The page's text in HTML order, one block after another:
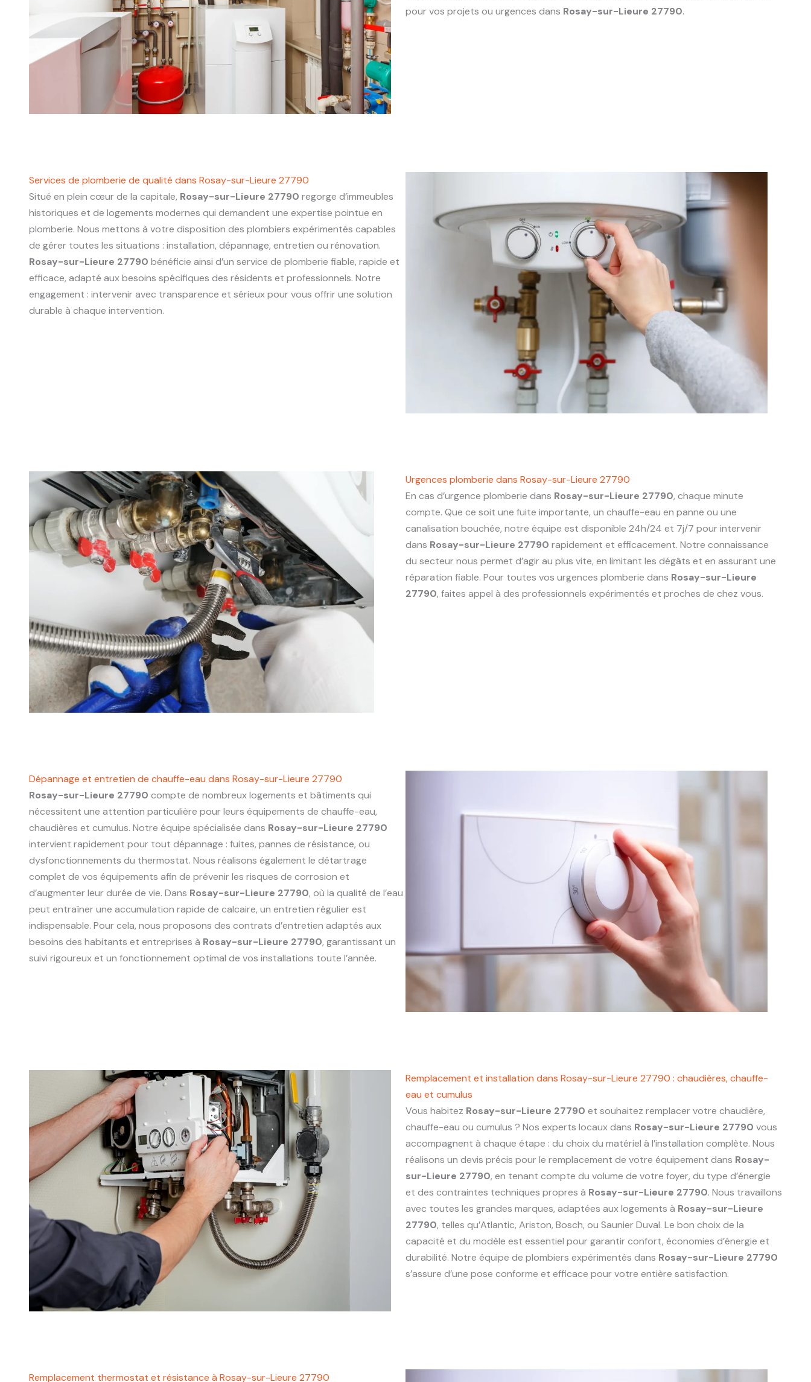
pour vos projets ou urgences dans Rosay-sur-Lieure 27790.
Services de plomberie de qualité dans Rosay-sur-Lieure 27790
Situé en plein cœur de la capitale, Rosay-sur-Lieure 27790 regorge d’immeubles
historiques et de logements modernes qui demandent une expertise pointue en
plomberie. Nous mettons à votre disposition des plombiers expérimentés capables
de gérer toutes les situations : installation, dépannage, entretien ou rénovation.
Rosay-sur-Lieure 27790 bénéficie ainsi d’un service de plomberie fiable, rapide et
efficace, adapté aux besoins spécifiques des résidents et professionnels. Notre
engagement : intervenir avec transparence et sérieux pour vous offrir une solution
durable à chaque intervention.
Urgences plomberie dans Rosay-sur-Lieure 27790
En cas d’urgence plomberie dans Rosay-sur-Lieure 27790, chaque minute
compte. Que ce soit une fuite importante, un chauffe-eau en panne ou une
canalisation bouchée, notre équipe est disponible 24h/24 et 7j/7 pour intervenir
dans Rosay-sur-Lieure 27790 rapidement et efficacement. Notre connaissance
du secteur nous permet d’agir au plus vite, en limitant les dégâts et en assurant une
réparation fiable. Pour toutes vos urgences plomberie dans Rosay-sur-Lieure
27790, faites appel à des professionnels expérimentés et proches de chez vous.
Dépannage et entretien de chauffe-eau dans Rosay-sur-Lieure 27790
Rosay-sur-Lieure 27790 compte de nombreux logements et bâtiments qui
nécessitent une attention particulière pour leurs équipements de chauffe-eau,
chaudières et cumulus. Notre équipe spécialisée dans Rosay-sur-Lieure 27790
intervient rapidement pour tout dépannage : fuites, pannes de résistance, ou
dysfonctionnements du thermostat. Nous réalisons également le détartrage
complet de vos équipements afin de prévenir les risques de corrosion et
d’augmenter leur durée de vie. Dans Rosay-sur-Lieure 27790, où la qualité de l’eau
peut entraîner une accumulation rapide de calcaire, un entretien régulier est
indispensable. Pour cela, nous proposons des contrats d’entretien adaptés aux
besoins des habitants et entreprises à Rosay-sur-Lieure 27790, garantissant un
suivi rigoureux et un fonctionnement optimal de vos installations toute l’année.
Remplacement et installation dans Rosay-sur-Lieure 27790 : chaudières, chauffe-
eau et cumulus
Vous habitez Rosay-sur-Lieure 27790 et souhaitez remplacer votre chaudière,
chauffe-eau ou cumulus ? Nos experts locaux dans Rosay-sur-Lieure 27790 vous
accompagnent à chaque étape : du choix du matériel à l’installation complète. Nous
réalisons un devis précis pour le remplacement de votre équipement dans Rosay-
sur-Lieure 27790, en tenant compte du volume de votre foyer, du type d’énergie
et des contraintes techniques propres à Rosay-sur-Lieure 27790. Nous travaillons
avec toutes les grandes marques, adaptées aux logements à Rosay-sur-Lieure
27790, telles qu’Atlantic, Ariston, Bosch, ou Saunier Duval. Le bon choix de la
capacité et du modèle est essentiel pour garantir confort, économies d’énergie et
durabilité. Notre équipe de plombiers expérimentés dans Rosay-sur-Lieure 27790
s’assure d’une pose conforme et efficace pour votre entière satisfaction.
Remplacement thermostat et résistance à Rosay-sur-Lieure 27790